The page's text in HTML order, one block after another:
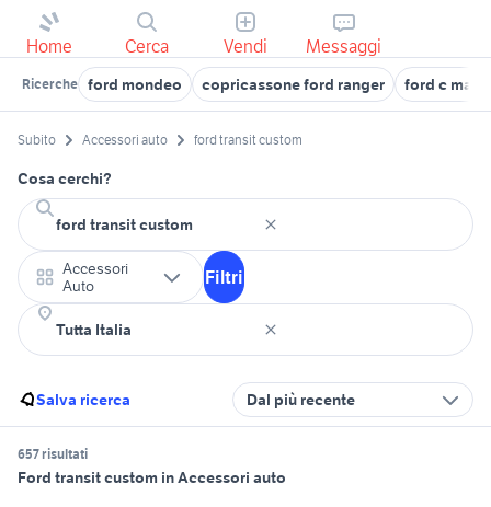
Home Cerca Vendi Messaggi
Ricerche ford mondeo copricassone ford ranger ford c max
Subito Accessori auto ford transit custom
Cosa cerchi?
Accessori
Auto
Filtri
Salva ricerca Dal più recente
657 risultati
Ford transit custom in Accessori auto